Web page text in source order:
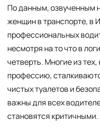
По данным, озвученным
женщин в транспорте, в
профессиональных
несмотря на то что в
четверть. Многие из
профессию,
чистых туалетов и
важны для всех
становятся критичными.